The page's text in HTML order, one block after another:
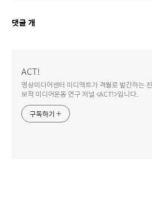
댓
댓글 개
ACT!
영상미디어센터 미디액트가 격월로 발간하는 진
보적 미디어운동 연구 저널 <ACT!>입니다.
구독하기